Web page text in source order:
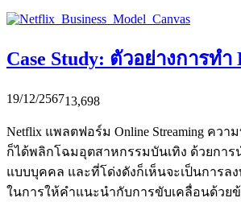
Case Study: ตัวอย่างการทำ
19/12/256713,698
Netflix แพลตฟอร์ม Online Streaming ควา
ก็ได้พลิกโฉมอุตสาหกรรมบันเทิง ด้วยการ
แบบบุคคล และที่โด่งดังก็เห็นจะเป็นการลงทุ
ในการให้คำแนะนำกับการขับเคลื่อนด้วยข้